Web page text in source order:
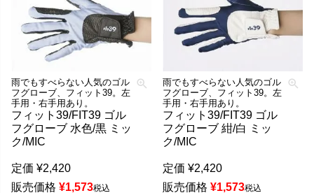
雨でもすべらない人気のゴル
フグローブ、フィット39。左
手用・右手用あり。
フィット39/FIT39 ゴル
フグローブ 水色/黒 ミッ
ク/MIC
定価 ¥2,420
販売価格 ¥1,573税込
雨でもすべらない人気のゴル
フグローブ、フィット39。左
手用・右手用あり。
フィット39/FIT39 ゴル
フグローブ 紺/白 ミッ
ク/MIC
定価 ¥2,420
販売価格 ¥1,573税込